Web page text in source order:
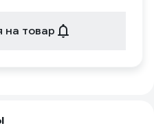
на товар